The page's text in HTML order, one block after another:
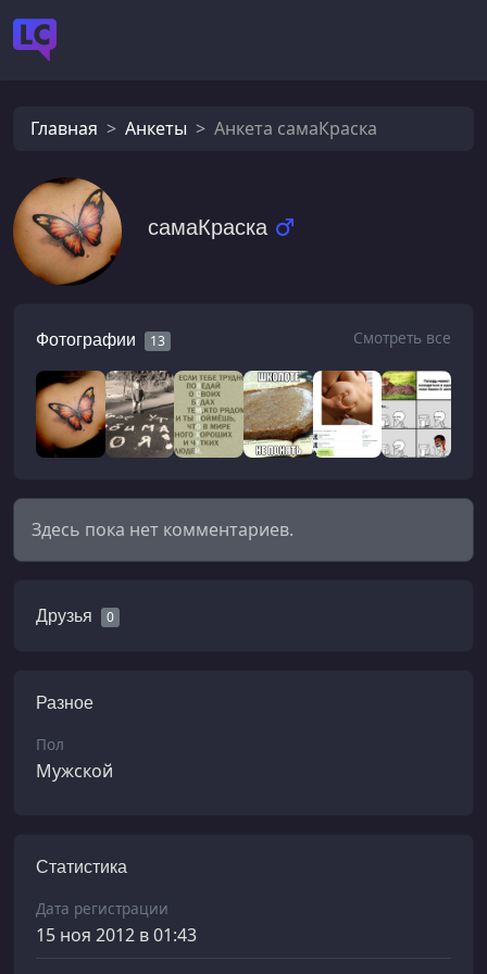
Главная Анкеты Анкета самаКраска
самаКраска
Фотографии 13 Смотреть все
Здесь пока нет комментариев.
Друзья 0
Разное
Пол
Мужской
Статистика
Дата регистрации
15 ноя 2012 в 01:43